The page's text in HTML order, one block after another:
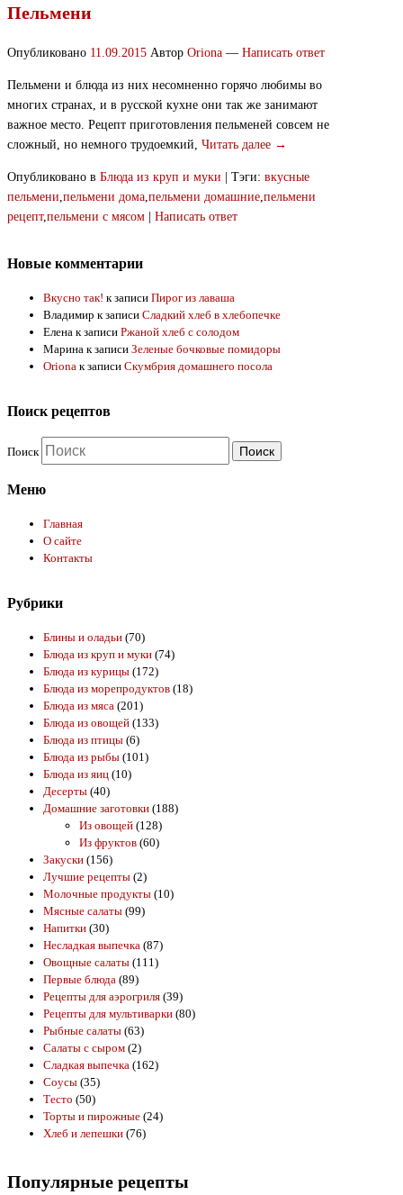
Пельмени
Опубликовано 11.09.2015 Автор Oriona — Написать ответ
Пельмени и блюда из них несомненно горячо любимы во
многих странах, и в русской кухне они так же занимают
важное место. Рецепт приготовления пельменей совсем не
сложный, но немного трудоемкий, Читать далее →
Опубликовано в Блюда из круп и муки Тэги: вкусные
пельмени,пельмени дома,пельмени домашние,пельмени
рецепт,пельмени с мясом Написать ответ
Новые комментарии
Вкусно так! к записи Пирог из лаваша
Владимир к записи Сладкий хлеб в хлебопечке
Елена к записи Ржаной хлеб с солодом
Марина к записи Зеленые бочковые помидоры
Oriona к записи Скумбрия домашнего посола
Поиск рецептов
Поиск
Меню
Главная
О сайте
Контакты
Рубрики
Блины и оладьи (70)
Блюда из круп и муки (74)
Блюда из курицы (172)
Блюда из морепродуктов (18)
Блюда из мяса (201)
Блюда из овощей (133)
Блюда из птицы (6)
Блюда из рыбы (101)
Блюда из яиц (10)
Десерты (40)
Домашние заготовки (188)
Из овощей (128)
Из фруктов (60)
Закуски (156)
Лучшие рецепты (2)
Молочные продукты (10)
Мясные салаты (99)
Напитки (30)
Несладкая выпечка (87)
Овощные салаты (111)
Первые блюда (89)
Рецепты для аэрогриля (39)
Рецепты для мультиварки (80)
Рыбные салаты (63)
Салаты с сыром (2)
Сладкая выпечка (162)
Соусы (35)
Тесто (50)
Торты и пирожные (24)
Хлеб и лепешки (76)
Популярные рецепты